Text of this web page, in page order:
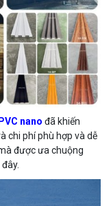
nano đã khiến
chi phí phù hợp và dễ
được ưa chuộng